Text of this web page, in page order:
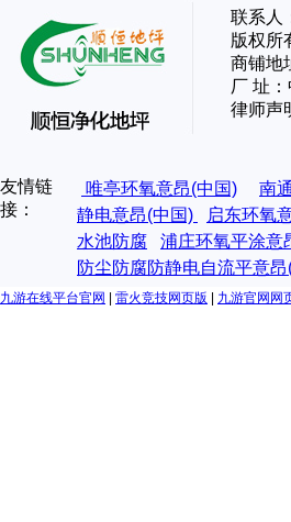
联系
版权
商铺地
厂 址：
律师声
友情链
接：
唯亭环氧意昂(中国) 南
静电意昂(中国)
启东环氧
水池防腐
浦庄环氧平涂意
防尘防腐防静电自流平意
九游在线平台官网 雷火竞技网页版 九游官网网